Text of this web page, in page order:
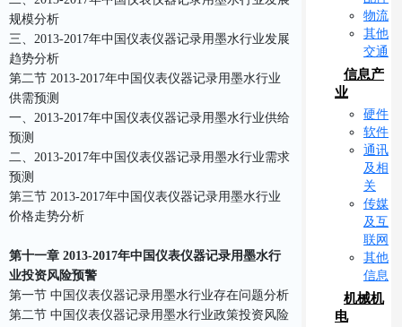
规模分析
三、2013-2017年中国仪表仪器记录用墨水行业发展
趋势分析
第二节 2013-2017年中国仪表仪器记录用墨水行业
供需预测
一、2013-2017年中国仪表仪器记录用墨水行业供给
预测
二、2013-2017年中国仪表仪器记录用墨水行业需求
预测
第三节 2013-2017年中国仪表仪器记录用墨水行业
价格走势分析
第十一章 2013-2017年中国仪表仪器记录用墨水行
业投资风险预警
第一节 中国仪表仪器记录用墨水行业存在问题分析
第二节 中国仪表仪器记录用墨水行业政策投资风险
物流
其他
交通
信息产
业
硬件
软件
通讯
及相
关
传媒
及互
联网
其他
信息
机械机
电